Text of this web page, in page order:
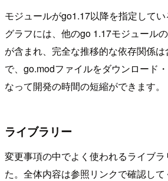
モジュールがgo1.17以降を指定して
グラフには、他のgo 1.17モジュール
が含まれ、完全な推移的な依存関係
で、go.modファイルをダウンロード
なって開発の時間の短縮ができます。
ライブラリー
変更事項の中でよく使われるライブ
た。全体内容は参照リンクで確認して